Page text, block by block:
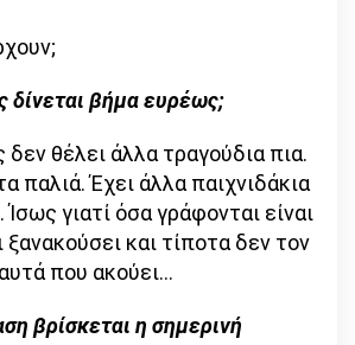
δίνεται βήμα ευρέως;
δεν θέλει άλλα τραγούδια πια.
παλιά. Έχει άλλα παιχνιδάκια
Ίσως γιατί όσα γράφονται είναι
ξανακούσει και τίποτα δεν τον
που ακούει…
βρίσκεται η σημερινή